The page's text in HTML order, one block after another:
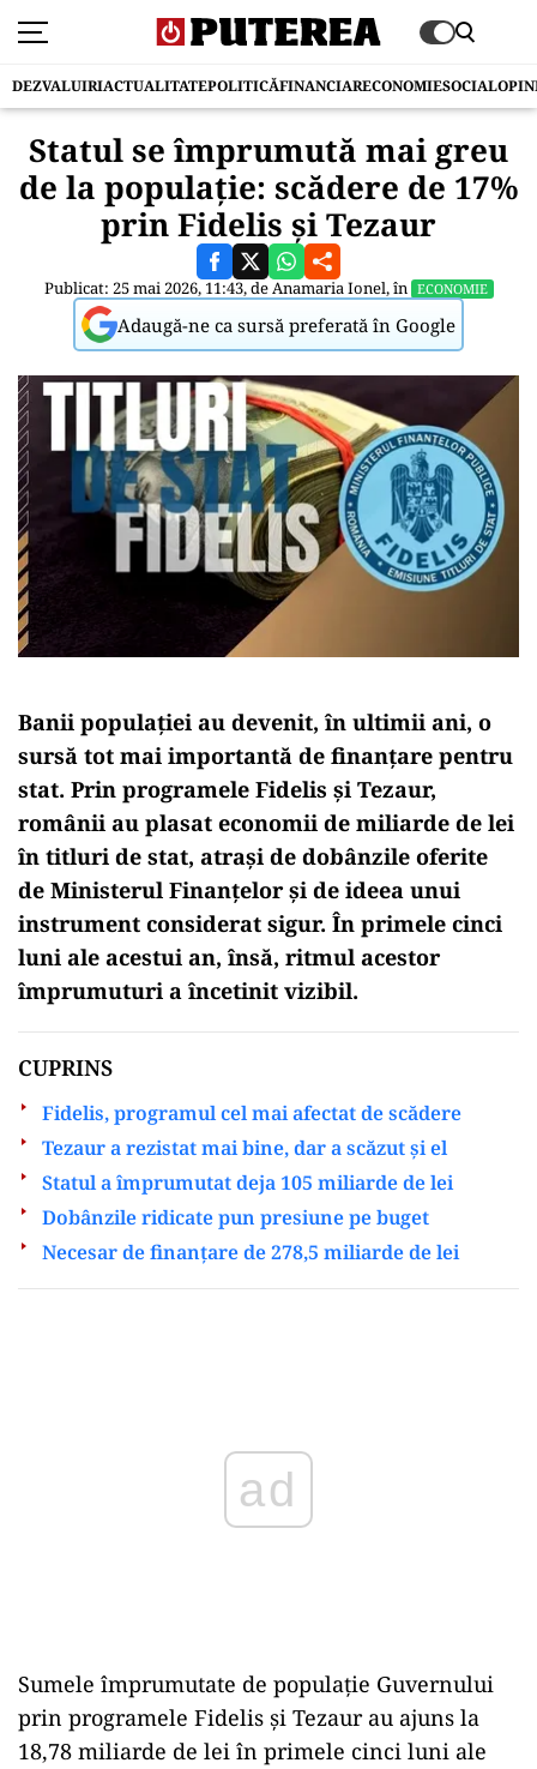
DEZVALUIRIACTUALITATEPOLITICĂFINANCIARECONOMIESOCIAL
Statul se împrumută mai greu
de la populație: scădere de 17%
prin Fidelis și Tezaur
Publicat: 25 mai 2026, 11:43, deAnamaria Ionel, în ECONOMIE
Adaugă-ne ca sursă preferată în Google
Banii populației au devenit, în ultimii ani, o
sursă tot mai importantă de finanțare pentru
stat. Prin programele Fidelis și Tezaur,
românii au plasat economii de miliarde de lei
în titluri de stat, atrași de dobânzile oferite
de Ministerul Finanțelor și de ideea unui
instrument considerat sigur. În primele cinci
luni ale acestui an, însă, ritmul acestor
împrumuturi a încetinit vizibil.
CUPRINS
Fidelis, programul cel mai afectat de scădere
Tezaur a rezistat mai bine, dar a scăzut și el
Statul a împrumutat deja 105 miliarde de lei
Dobânzile ridicate pun presiune pe buget
Necesar de finanțare de 278,5 miliarde de lei
Sumele împrumutate de populație Guvernului
prin programele Fidelis și Tezaur au ajuns la
18,78 miliarde de lei în primele cinci luni ale